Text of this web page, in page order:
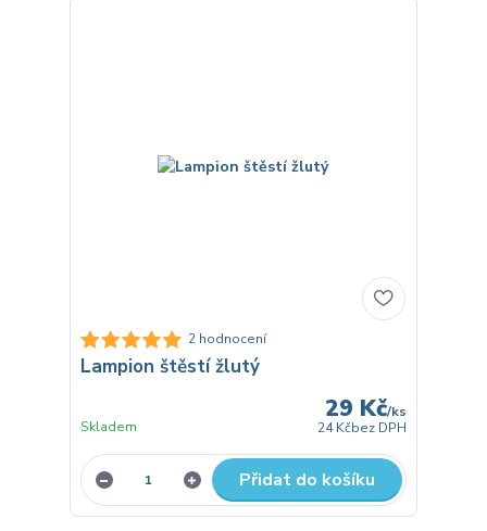
2 hodnocení
Lampion štěstí žlutý
29 Kč/ks
24 Kčbez DPH
Skladem
Přidat do košíku